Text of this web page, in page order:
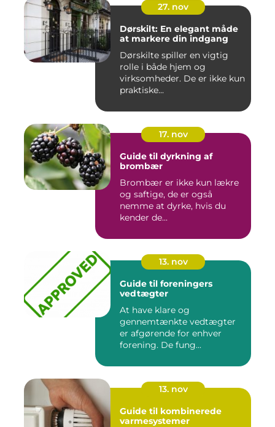
27. nov
Dørskilt: En elegant måde
at markere din indgang
Dørskilte spiller en vigtig
rolle i både hjem og
virksomheder. De er ikke kun
praktiske...
17. nov
Guide til dyrkning af
brombær
Brombær er ikke kun lækre
og saftige, de er også
nemme at dyrke, hvis du
kender de...
13. nov
Guide til foreningers
vedtægter
At have klare og
gennemtænkte vedtægter
er afgørende for enhver
forening. De fung...
13. nov
Guide til kombinerede
varmesystemer